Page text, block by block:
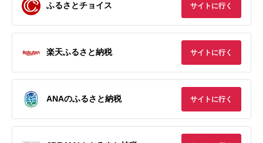
ふるさとチョイス サイトに行く
楽天ふるさと納税 サイトに行く
ANAのふるさと納税 サイトに行く